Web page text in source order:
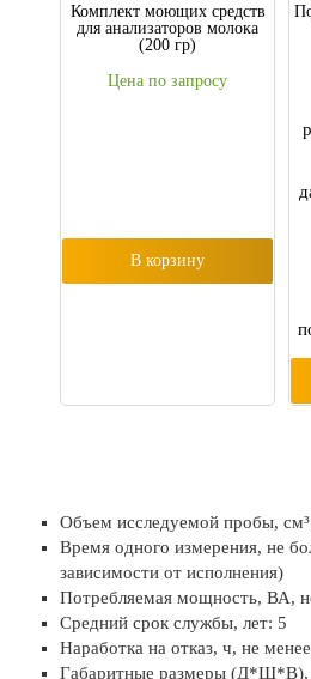
Комплект моющих средств
для анализаторов молока
(200 гр)
Цена по запросу
В корзину
Объем исследуемой пробы,
Время одного измерения, не
зависимости от исполнения)
Потребляемая мощность, ВА,
Средний срок службы, лет: 5
Наработка на отказ, ч, не
Габаритные размеры